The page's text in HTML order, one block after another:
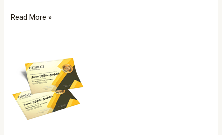
Read More »
Sertifikat
Seminar